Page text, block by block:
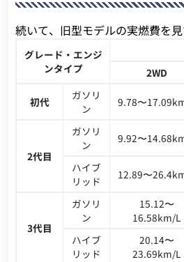
続いて、旧型モデルの実燃費を見
グレード・エンジ
ンタイプ
2WD
初代
ガソリ
ン
9.78〜
2代目
ガソリ
ン
9.92〜
ハイブ
リッド
12.89〜
3代目
ガソリ
ン
15.12〜
16.58km/L
ハイブ
リッド
20.14〜
23.69km/L